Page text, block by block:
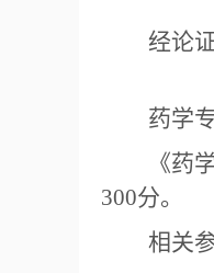
经论
药学
《药
300分。
相关